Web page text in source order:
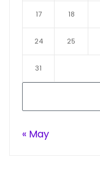
17 18
24 25
31
« May